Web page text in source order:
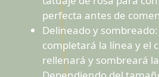
perfecta antes de
Delineado y
completará la línea y el
rellenará y sombreará